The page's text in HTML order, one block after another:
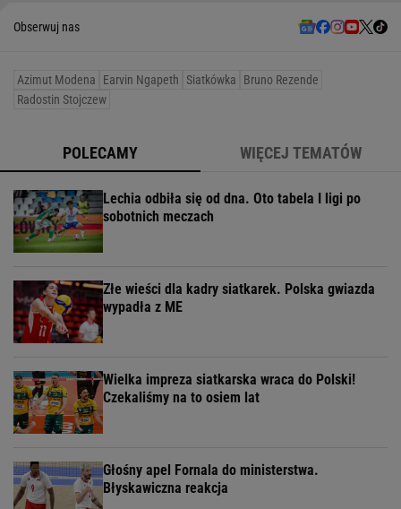
Obserwuj nas
Azimut Modena Earvin Ngapeth Siatkówka
Bruno Rezende
Radostin Stojczew
POLECAMY WIĘCEJ TEMATÓW
Lechia odbiła się od dna. Oto tabela I ligi po
sobotnich meczach
Złe wieści dla kadry siatkarek. Polska gwiazda
wypadła z ME
Wielka impreza siatkarska wraca do Polski!
Czekaliśmy na to osiem lat
Głośny apel Fornala do ministerstwa.
Błyskawiczna reakcja